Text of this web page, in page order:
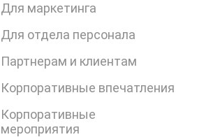
Для маркетинга
Для отдела персонала
Партнерам и клиентам
Корпоративные впечатления
Корпоративные
мероприятия